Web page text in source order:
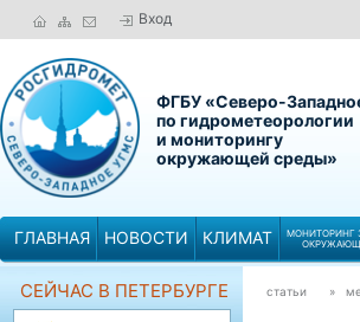
Вход
ФГБУ «Северо-
по гидрометеорологии
и мониторингу
окружающей среды»
ГЛАВНАЯ НОВОСТИ КЛИМАТ
МОНИТОРИНГ
СЕЙЧАС В ПЕТЕРБУРГЕ статьи »